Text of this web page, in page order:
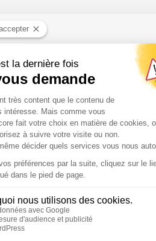
de loi du droit de l'aide à
compliquées : on en parle